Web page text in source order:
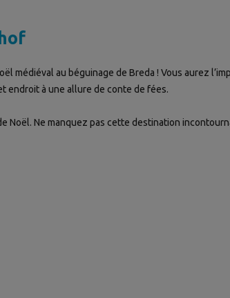
médiéval au béguinage de Breda ! Vous aurez
endroit à une allure de conte de fées.
Noël. Ne manquez pas cette destination